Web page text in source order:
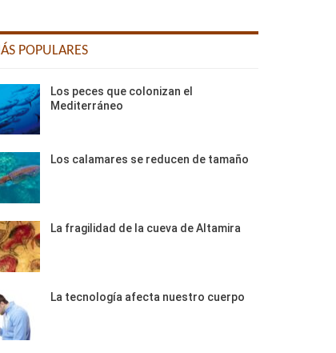
POPULARES
Los peces que colonizan el
Mediterráneo
Los calamares se reducen de tamaño
La fragilidad de la cueva de Altamira
La tecnología afecta nuestro cuerpo